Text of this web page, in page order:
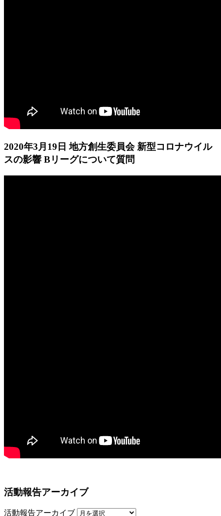
2020年3月19日 地方創生委員会 新型コロナウイル
スの影響 Bリーグについて質問
活動報告アーカイブ
活動報告アーカイブ